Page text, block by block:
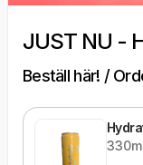
JUST NU -
Beställ här! /